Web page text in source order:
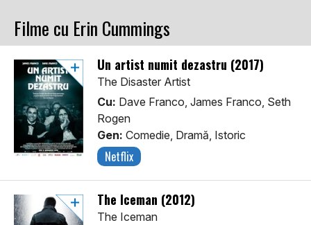
Filme cu Erin Cummings
Un artist numit dezastru (2017)
The Disaster Artist
Cu: Dave Franco, James Franco, Seth
Rogen
Gen: Comedie, Dramă, Istoric
Netflix
The Iceman (2012)
The Iceman